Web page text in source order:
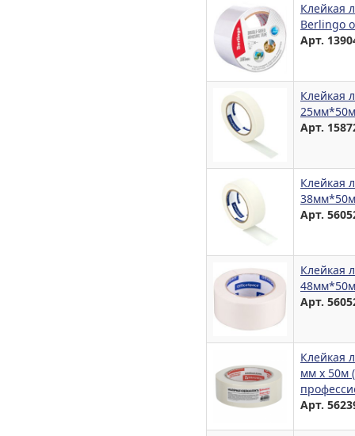
Клейкая
Berlingo
Арт.
Клейкая
Арт.
Клейкая
Арт.
Клейкая
Арт.
Клейкая
мм х 50м
Арт.